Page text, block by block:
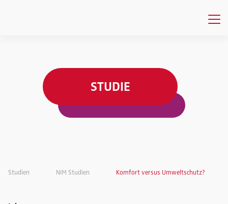
STUDIE
Studien NIM Studien Komfort versus Umweltschutz?